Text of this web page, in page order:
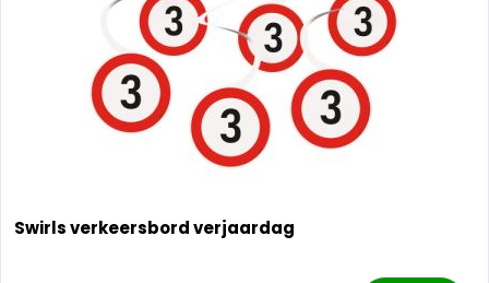
Swirls verkeersbord verjaardag